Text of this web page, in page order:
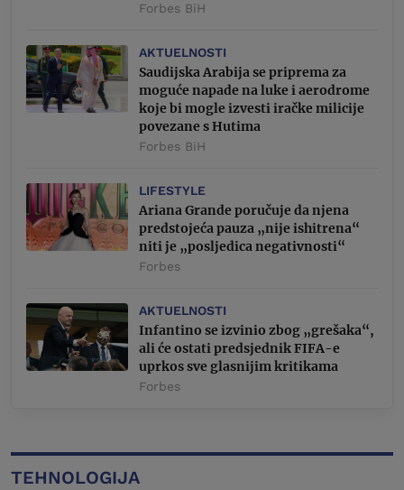
Forbes BiH
AKTUELNOSTI
Saudijska Arabija se priprema za
moguće napade na luke i aerodrome
koje bi mogle izvesti iračke milicije
povezane s Hutima
Forbes BiH
LIFESTYLE
Ariana Grande poručuje da njena
predstojeća pauza „nije ishitrena“
niti je „posljedica negativnosti“
Forbes
AKTUELNOSTI
Infantino se izvinio zbog „grešaka“,
ali će ostati predsjednik FIFA-e
uprkos sve glasnijim kritikama
Forbes
TEHNOLOGIJA